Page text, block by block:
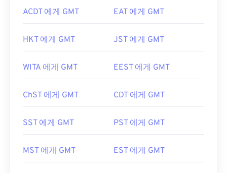
ACDT 에게 GMT EAT 에게 GMT
HKT 에게 GMT JST 에게 GMT
WITA 에게 GMT EEST 에게 GMT
ChST 에게 GMT CDT 에게 GMT
SST 에게 GMT PST 에게 GMT
MST 에게 GMT EST 에게 GMT